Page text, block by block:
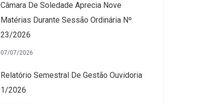
Câmara De Soledade Aprecia Nove
Matérias Durante Sessão Ordinária Nº
23/2026
07/07/2026
Relatório Semestral De Gestão Ouvidoria
1/2026